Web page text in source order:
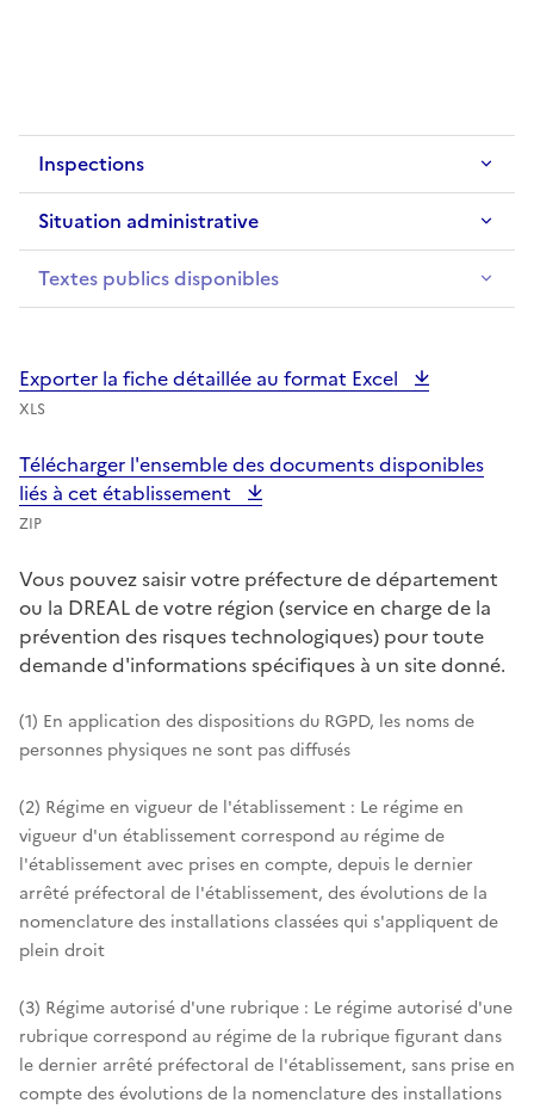
Inspections
Situation administrative
Textes publics disponibles
Exporter la fiche détaillée au format Excel
XLS
Télécharger l'ensemble des documents disponibles
liés à cet établissement
ZIP
Vous pouvez saisir votre préfecture de département
ou la DREAL de votre région (service en charge de la
prévention des risques technologiques) pour toute
demande d'informations spécifiques à un site donné.
(1) En application des dispositions du RGPD, les noms de
personnes physiques ne sont pas diffusés
(2) Régime en vigueur de l'établissement : Le régime en
vigueur d'un établissement correspond au régime de
l'établissement avec prises en compte, depuis le dernier
arrêté préfectoral de l'établissement, des évolutions de la
nomenclature des installations classées qui s'appliquent de
plein droit
(3) Régime autorisé d'une rubrique : Le régime autorisé d'une
rubrique correspond au régime de la rubrique figurant dans
le dernier arrêté préfectoral de l'établissement, sans prise en
compte des évolutions de la nomenclature des installations